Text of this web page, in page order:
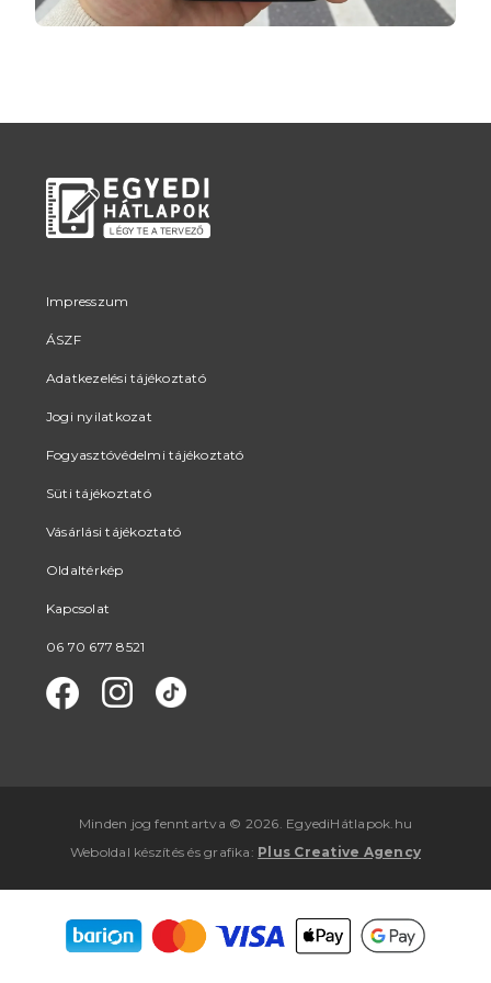
Impresszum
ÁSZF
Adatkezelési tájékoztató
Jogi nyilatkozat
Fogyasztóvédelmi tájékoztató
Süti tájékoztató
Vásárlási tájékoztató
Oldaltérkép
Kapcsolat
06 70 677 8521
Minden jog fenntartva © 2026. EgyediHátlapok.hu
Weboldal készítés ésgrafika : Plus Creative Agency